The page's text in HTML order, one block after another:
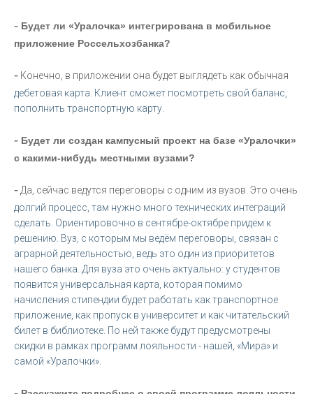
- Будет ли «Уралочка» интегрирована в мобильное
приложение Россельхозбанка?
- Конечно, в приложении она будет выглядеть как обычная
дебетовая карта. Клиент сможет посмотреть свой баланс,
пополнить транспортную карту.
- Будет ли создан кампусный проект на базе «Уралочки»
с какими-нибудь местными вузами?
- Да, сейчас ведутся переговоры с одним из вузов. Это очень
долгий процесс, там нужно много технических интеграций
сделать. Ориентировочно в сентябре-октябре придём к
решению. Вуз, с которым мы ведём переговоры, связан с
аграрной деятельностью, ведь это один из приоритетов
нашего банка. Для вуза это очень актуально: у студентов
появится универсальная карта, которая помимо
начисления стипендии будет работать как транспортное
приложение, как пропуск в университет и как читательский
билет в библиотеке. По ней также будут предусмотрены
скидки в рамках программ лояльности - нашей, «Мира» и
самой «Уралочки».